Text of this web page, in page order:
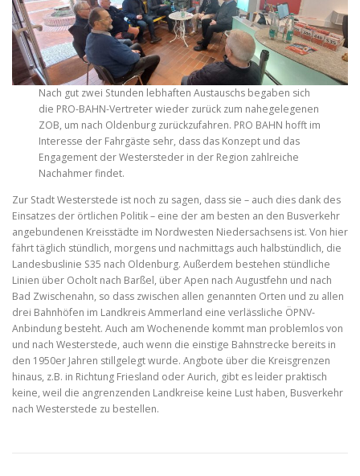
Nach gut zwei Stunden lebhaften Austauschs begaben sich
die PRO-BAHN-Vertreter wieder zurück zum nahegelegenen
ZOB, um nach Oldenburg zurückzufahren. PRO BAHN hofft im
Interesse der Fahrgäste sehr, dass das Konzept und das
Engagement der Westersteder in der Region zahlreiche
Nachahmer findet.
Zur Stadt Westerstede ist noch zu sagen, dass sie – auch dies dank des
Einsatzes der örtlichen Politik – eine der am besten an den Busverkehr
angebundenen Kreisstädte im Nordwesten Niedersachsens ist. Von hier
fährt täglich stündlich, morgens und nachmittags auch halbstündlich, die
Landesbuslinie S35 nach Oldenburg. Außerdem bestehen stündliche
Linien über Ocholt nach Barßel, über Apen nach Augustfehn und nach
Bad Zwischenahn, so dass zwischen allen genannten Orten und zu allen
drei Bahnhöfen im Landkreis Ammerland eine verlässliche ÖPNV-
Anbindung besteht. Auch am Wochenende kommt man problemlos von
und nach Westerstede, auch wenn die einstige Bahnstrecke bereits in
den 1950er Jahren stillgelegt wurde. Angbote über die Kreisgrenzen
hinaus, z.B. in Richtung Friesland oder Aurich, gibt es leider praktisch
keine, weil die angrenzenden Landkreise keine Lust haben, Busverkehr
nach Westerstede zu bestellen.